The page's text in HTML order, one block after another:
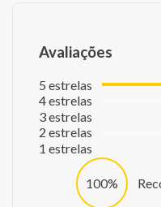
Avaliações
5 estrelas
4estrelas
3estrelas
2 estrelas
1 estrelas
100%